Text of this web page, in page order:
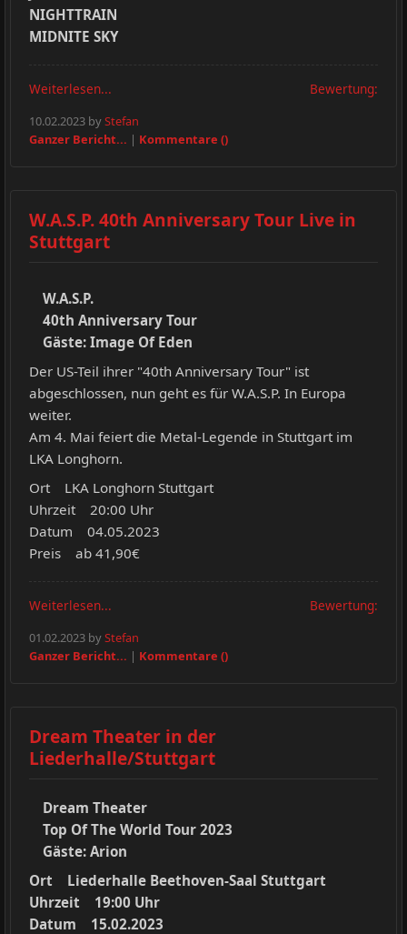
NIGHTTRAIN
MIDNITE SKY
Weiterlesen... Bewertung:
10.02.2023 byStefan
Ganzer Bericht... | Kommentare ()
W.A.S.P. 40th Anniversary Tour Live in
Stuttgart
W.A.S.P.
40th Anniversary Tour
Gäste: Image Of Eden
Der US-Teil ihrer "40th Anniversary Tour" ist
abgeschlossen, nun geht es für W.A.S.P. In Europa
weiter.
Am 4. Mai feiert die Metal-Legende in Stuttgart im
LKA Longhorn.
Ort LKA Longhorn Stuttgart
Uhrzeit 20:00 Uhr
Datum 04.05.2023
Preis ab 41,90€
Weiterlesen... Bewertung:
01.02.2023 byStefan
Ganzer Bericht... | Kommentare ()
Dream Theater in der
Liederhalle/Stuttgart
Dream Theater
Top Of The World Tour 2023
Gäste: Arion
Ort Liederhalle Beethoven-Saal Stuttgart
Uhrzeit 19:00 Uhr
Datum 15.02.2023